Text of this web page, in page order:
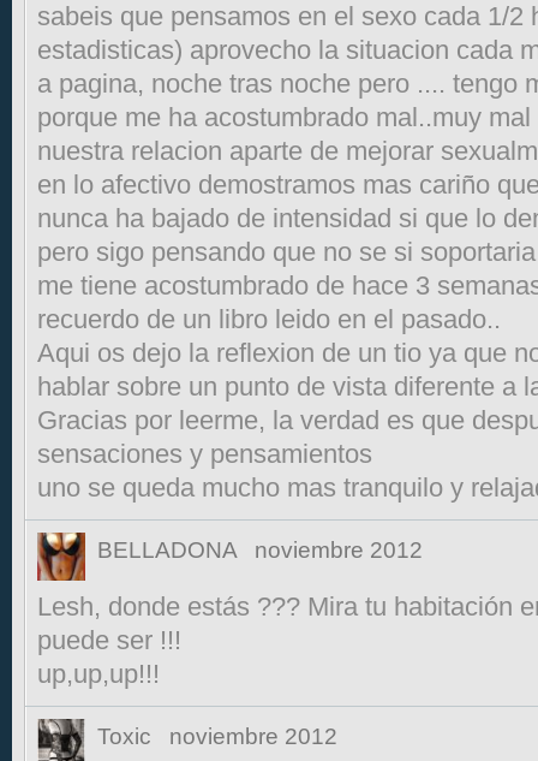
sabeis que pensamos en el sexo cada 1/2
estadisticas) aprovecho la situacion cada
a pagina, noche tras noche pero .... tengo
porque me ha acostumbrado mal..muy
nuestra relacion aparte de mejorar
en lo afectivo demostramos mas cariño
nunca ha bajado de intensidad si que lo
pero sigo pensando que no se si
me tiene acostumbrado de hace 3
recuerdo de un libro leido en el pasado..
Aqui os dejo la reflexion de un tio ya que
hablar sobre un punto de vista diferente a
Gracias por leerme, la verdad es que
sensaciones y pensamientos
uno se queda mucho mas tranquilo y
BELLADONA noviembre 2012
Lesh, donde estás ??? Mira tu habitación
puede ser !!!
up,up,up!!!
Toxic noviembre 2012